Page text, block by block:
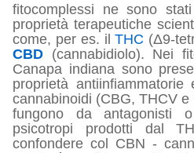
fitocomplessi ne sono
proprietà terapeutiche
come, per es. ilTHC (Δ9-
CBD (cannabidiolo). Nei
Canapa indiana sono
proprietà
cannabinoidi (CBG, THCV
fungono da antagonisti
psicotropi prodotti dal
confondere col CBN -